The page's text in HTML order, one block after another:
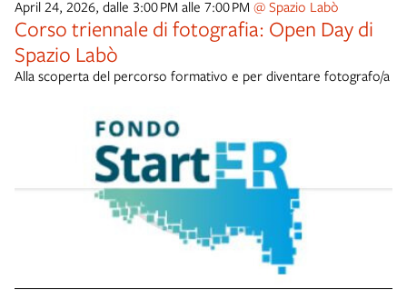
April 24, 2026, dalle 3:00 PM alle 7:00 PM @ Spazio Labò
Corso triennale di fotografia: Open Day di
Spazio Labò
Alla scoperta del percorso formativo e per diventare fotografo/a